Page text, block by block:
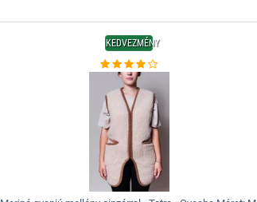
KEDVEZMÉNY